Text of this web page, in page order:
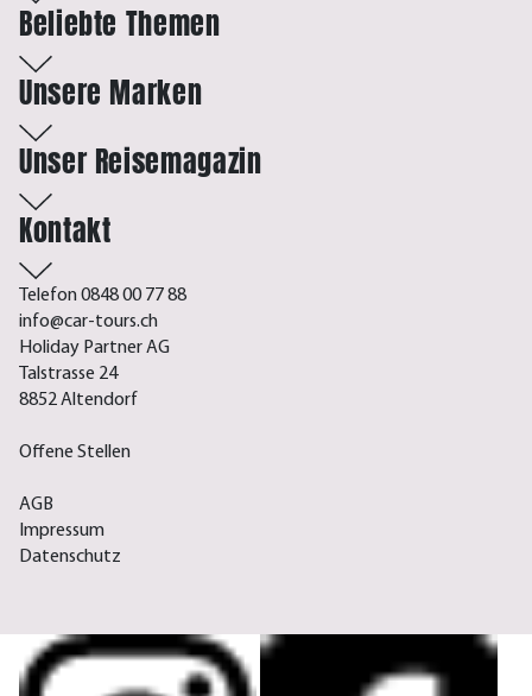
Beliebte Themen
Unsere Marken
Unser Reisemagazin
Kontakt
Telefon 0848 00 77 88
info@car-tours.ch
Holiday Partner AG
Talstrasse 24
8852 Altendorf
Offene Stellen
AGB
Impressum
Datenschutz